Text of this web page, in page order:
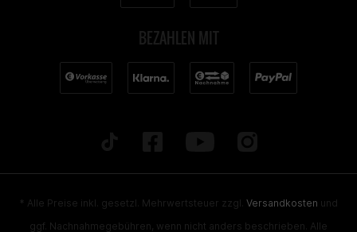
BEZAHLEN MIT
* Alle Preise inkl. gesetzl. Mehrwertsteuer zzgl. Versandkosten und
ggf. Nachnahmegebühren, wenn nicht anders beschrieben. Alle